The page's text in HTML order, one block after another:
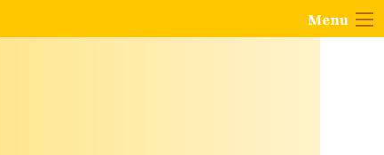
Menu